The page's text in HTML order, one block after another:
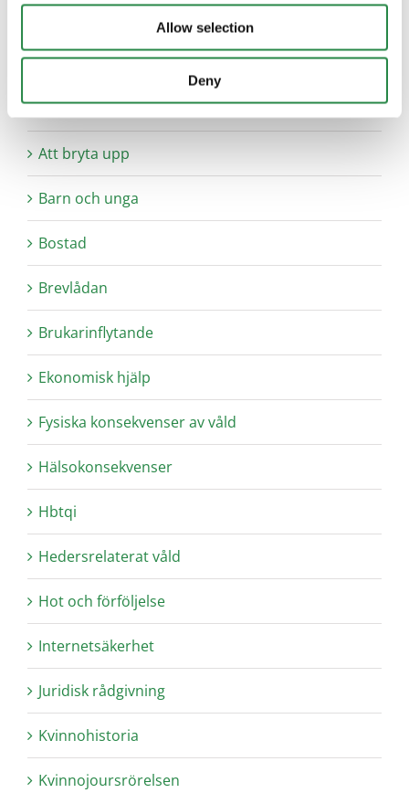
Allow selection
Deny
Alkohol och droger
Anhörig
Att bryta upp
Barn och unga
Bostad
Brevlådan
Brukarinflytande
Ekonomisk hjälp
Fysiska konsekvenser av våld
Hälsokonsekvenser
Hbtqi
Hedersrelaterat våld
Hot och förföljelse
Internetsäkerhet
Juridisk rådgivning
Kvinnohistoria
Kvinnojoursrörelsen